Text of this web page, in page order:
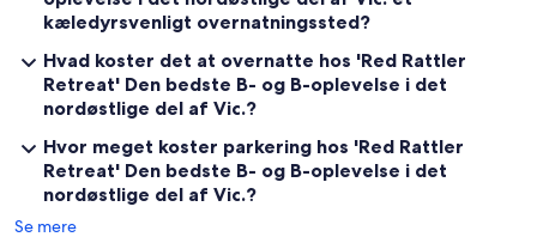
kæledyrsvenligt overnatningssted?
Hvad koster det at overnatte hos 'Red Rattler
Retreat' Den bedste B- og B-oplevelse i det
nordøstlige del af Vic.?
Hvor meget koster parkering hos 'Red Rattler
Retreat' Den bedste B- og B-oplevelse i det
nordøstlige del af Vic.?
Se mere